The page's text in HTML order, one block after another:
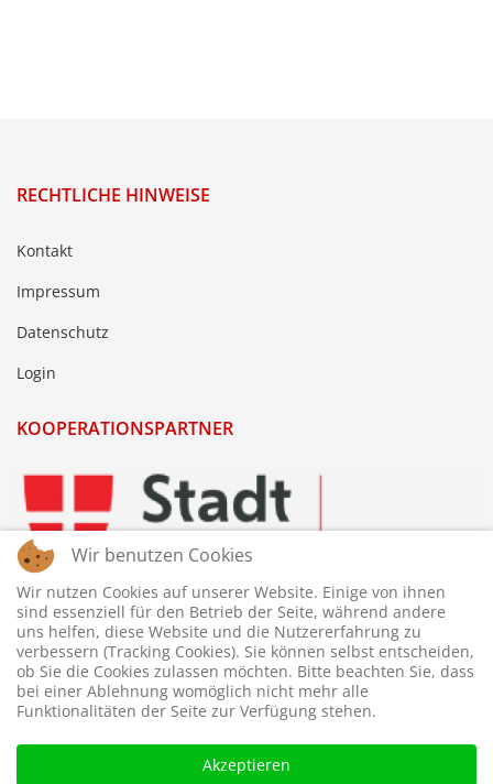
RECHTLICHE HINWEISE
Kontakt
Impressum
Datenschutz
Login
KOOPERATIONSPARTNER
Wir benutzen Cookies
Wir nutzen Cookies auf unserer Website. Einige von ihnen
sind essenziell für den Betrieb der Seite, während andere
uns helfen, diese Website und die Nutzererfahrung zu
verbessern (Tracking Cookies). Sie können selbst entscheiden,
ob Sie die Cookies zulassen möchten. Bitte beachten Sie, dass
bei einer Ablehnung womöglich nicht mehr alle
Funktionalitäten der Seite zur Verfügung stehen.
Akzeptieren